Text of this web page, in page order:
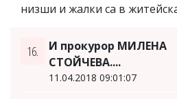
низши и жалки са в
16.
И прокурор МИЛЕНА
СТОЙЧЕВА....
11.04.2018 09:01:07